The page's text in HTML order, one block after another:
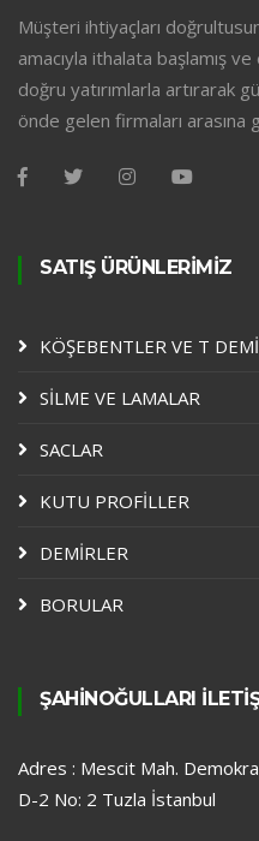
Müşteri ihtiyaçları
amacıyla ithalata başlamış
doğru yatırımlarla artırarak
önde gelen firmaları arasına
SATIŞ ÜRÜNLERİMİZ
KÖŞEBENTLER VE T
SİLME VE LAMALAR
SACLAR
KUTU PROFİLLER
DEMİRLER
BORULAR
ŞAHİNOĞULLARI
Adres : Mescit Mah.
D-2 No: 2 Tuzla İstanbul